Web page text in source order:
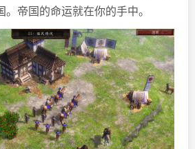
帝国的命运就在你的手中。